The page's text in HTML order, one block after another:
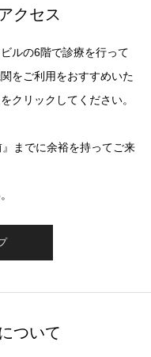
クセス
ルの6階で診療を行って
をご利用をおすすめいた
クリックしてください。
までに余裕を持ってご来
ついて